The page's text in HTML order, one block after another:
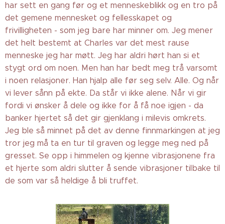
har sett en gang før og et menneskeblikk og en tro på
det gemene mennesket og fellesskapet og
frivilligheten - som jeg bare har minner om. Jeg mener
det helt bestemt at Charles var det mest rause
menneske jeg har møtt. Jeg har aldri hørt han si et
stygt ord om noen. Men han har bedt meg trå varsomt
i noen relasjoner. Han hjalp alle før seg selv. Alle. Og når
vi lever sånn på ekte. Da står vi ikke alene. Når vi gir
fordi vi ønsker å dele og ikke for å få noe igjen - da
banker hjertet så det gir gjenklang i milevis omkrets.
Jeg ble så minnet på det av denne finnmarkingen at jeg
tror jeg må ta en tur til graven og legge meg ned på
gresset. Se opp i himmelen og kjenne vibrasjonene fra
et hjerte som aldri slutter å sende vibrasjoner tilbake til
de som var så heldige å bli truffet.